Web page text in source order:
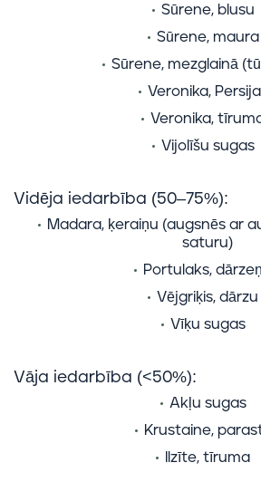
Sūrene, blusu
Sūrene, maura
Sūrene, mezglainā
Veronika,
Veronika,
Vijolīšu sugas
Vidēja iedarbība (50–75%):
Madara, ķeraiņu (augsnēs ar
saturu)
Portulaks,
Vējgriķis, dārzu
Vīķu sugas
Vāja iedarbība (<50%):
Akļu sugas
Krustaine,
Ilzīte, tīruma